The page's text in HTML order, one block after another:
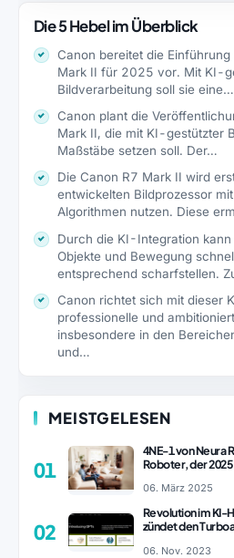
Die 5 Hebel im Überblick
Canon bereitet die
Mark II für 2025 vor. Mit KI-
Bildverarbeitung soll sie eine…
Canon plant die
Mark II, die mit KI-gestützter
Maßstäbe setzen soll. Der…
Die Canon R7 Mark II wird
entwickelten Bildprozessor
Algorithmen nutzen. Diese
Durch die KI-Integration
Objekte und Bewegung
entsprechend scharfstellen.
Canon richtet sich mit dieser
professionelle und
insbesondere in den
und…
MEISTGELESEN
01
4NE-1 von Neura
Roboter, der 2025
06. März 2025
02
Revolution im KI-
zündet den
06. Nov. 2023